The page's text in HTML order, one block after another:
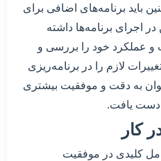
باید برنامه‌های اضافی برای
اجرای برنامه‌ها داشته
و عملکرد خود را بررسی و
لازم را در برنامه‌ریزی
به دقت و موفقیت بیشتری
دست یافت.
کار
کلیدی در موفقیت